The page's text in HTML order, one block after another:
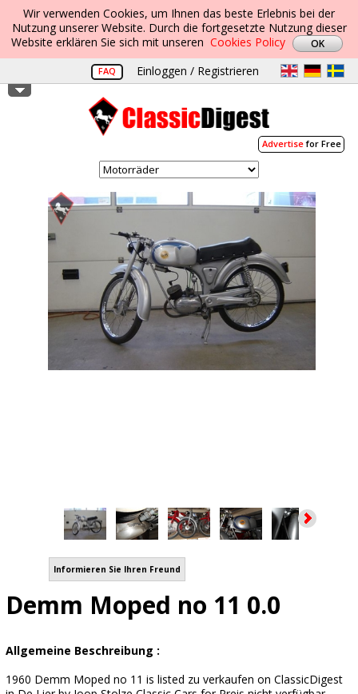
Wir verwenden Cookies, um Ihnen das beste Erlebnis bei der
Nutzung unserer Website. Durch die fortgesetzte Nutzung dieser
Website erklären Sie sich mit unseren Cookies Policy
FAQ Einloggen / Registrieren
Advertisefor Free
Informieren Sie Ihren Freund
Demm Moped no 11 0.0
Allgemeine Beschreibung :
1960 Demm Moped no 11 is listed zu verkaufen on ClassicDigest